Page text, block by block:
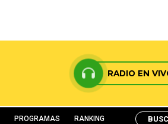
RADIO EN
PROGRAMAS RANKING